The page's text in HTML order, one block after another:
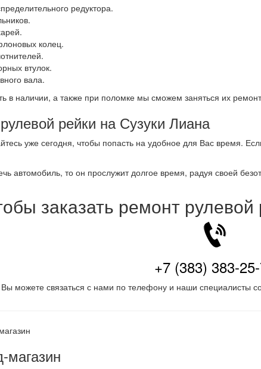
редуктора.
колец.
втулок.
вала.
в наличии, а также при поломке мы сможем заняться их
рейки на Сузуки Лиана
уже сегодня, чтобы попасть на удобное для Вас время.
автомобиль, то он прослужит долгое время, радуя своей
заказать ремонт
+7 (383) 383-
Вы можете связаться с нами по телефону и наши специалисты
магазин